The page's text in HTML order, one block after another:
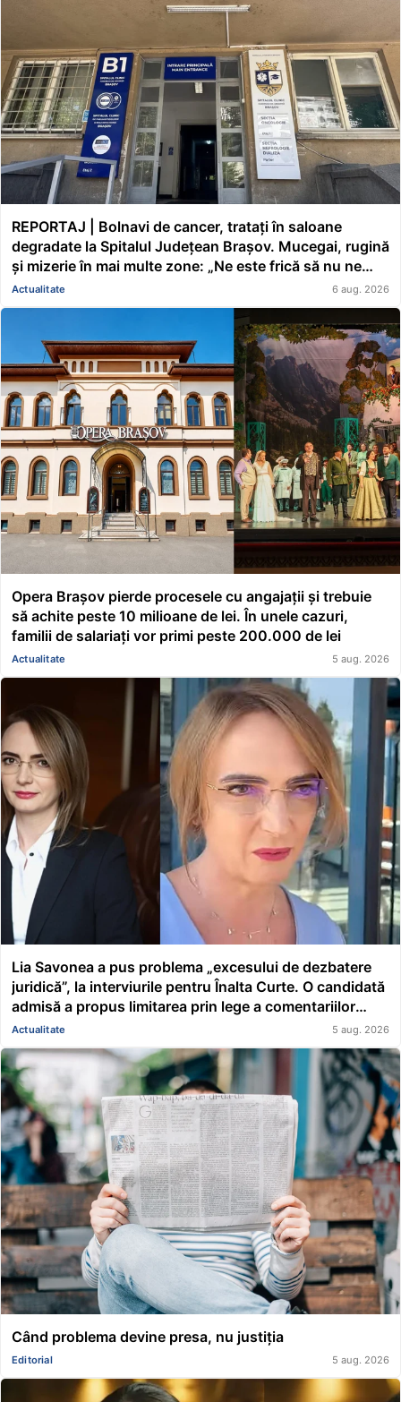
REPORTAJ | Bolnavi de cancer, tratați în saloane
degradate la Spitalul Județean Brașov. Mucegai, rugină
și mizerie în mai multe zone: „Ne este frică să nu ne
cadă tavanul în cap” FOTO/VIDEO
Actualitate 6 aug. 2026
Opera Brașov pierde procesele cu angajații și trebuie
să achite peste 10 milioane de lei. În unele cazuri,
familii de salariați vor primi peste 200.000 de lei
Actualitate 5 aug. 2026
Lia Savonea a pus problema „excesului de dezbatere
juridică”, la interviurile pentru Înalta Curte. O candidată
admisă a propus limitarea prin lege a comentariilor
presei și societății civile în privința deciziilor instanțelor
Actualitate 5 aug. 2026
Când problema devine presa, nu justiția
Editorial 5 aug. 2026